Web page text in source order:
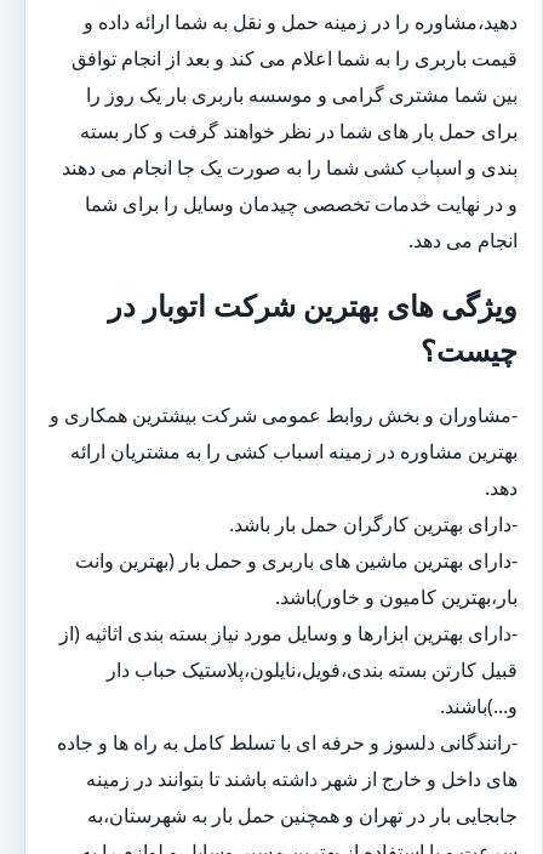
دهید،مشاوره را در زمینه حمل و نقل به شما ارائه داده و
قیمت باربری را به شما اعلام می کند و بعد از انجام توافق
بین شما مشتری گرامی و موسسه باربری بار یک روز را
برای حمل بار های شما در نظر خواهند گرفت و کار بسته
بندی و اسباب کشی شما را به صورت یک جا انجام می دهند
و در نهایت خدمات تخصصی چیدمان وسایل را برای شما
انجام می دهد.
ویژگی های بهترین شرکت اتوبار در
چیست؟
-مشاوران و بخش روابط عمومی شرکت بیشترین همکاری و
بهترین مشاوره در زمینه اسباب کشی را به مشتریان ارائه
دهد.
-دارای بهترین کارگران حمل بار باشد.
-دارای بهترین ماشین های باربری و حمل بار (بهترین وانت
بار،بهترین کامیون و خاور)باشد.
-دارای بهترین ابزارها و وسایل مورد نیاز بسته بندی اثاثیه (از
قبیل کارتن بسته بندی،فویل،نایلون،پلاستیک حباب دار
و...)باشند.
-رانندگانی دلسوز و حرفه ای با تسلط کامل به راه ها و جاده
های داخل و خارج از شهر داشته باشند تا بتوانند در زمینه
جابجایی بار در تهران و همچنین حمل بار به شهرستان،به